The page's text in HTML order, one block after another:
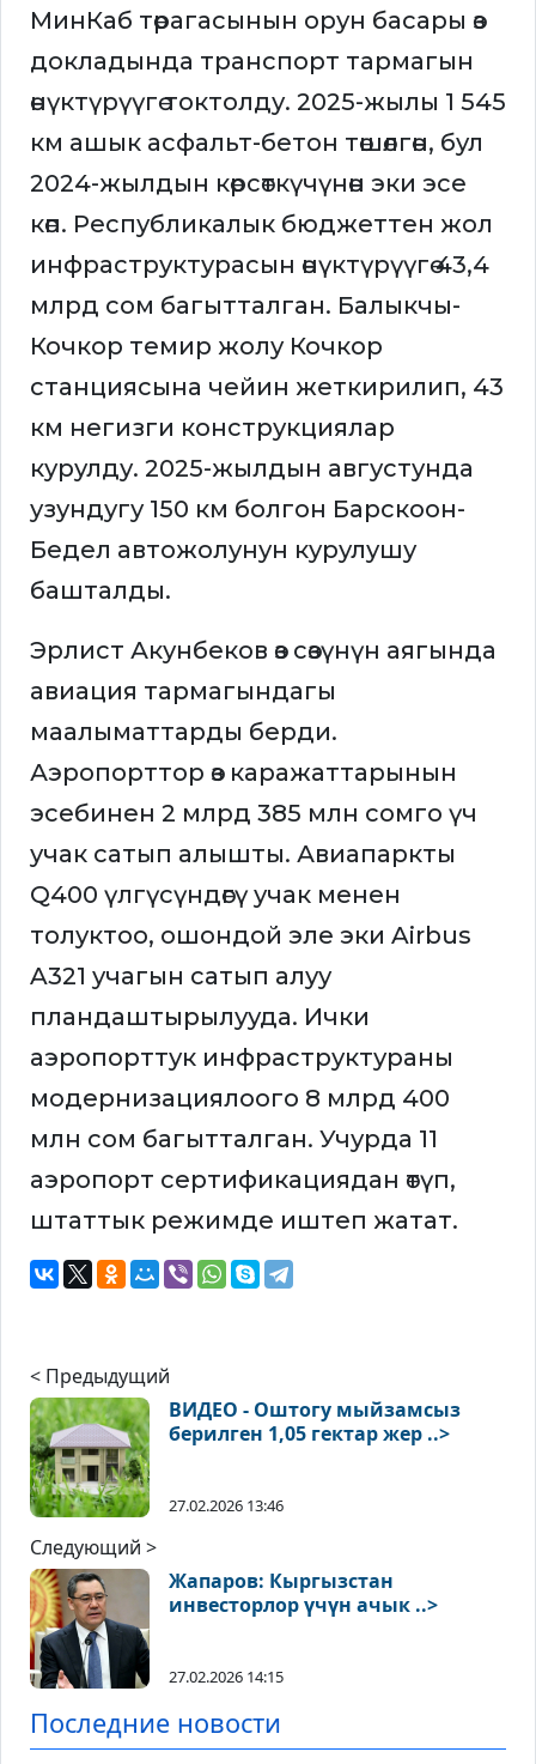
МинКаб төрагасынын орун басары өз
докладында транспорт тармагын
өнүктүрүүгө токтолду. 2025-жылы 1 545
км ашык асфальт-бетон төшөлгөн, бул
2024-жылдын көрсөткүчүнөн эки эсе
көп. Республикалык бюджеттен жол
инфраструктурасын өнүктүрүүгө 43,4
млрд сом багытталган. Балыкчы-
Кочкор темир жолу Кочкор
станциясына чейин жеткирилип, 43
км негизги конструкциялар
курулду. 2025-жылдын августунда
узундугу 150 км болгон Барскоон-
Бедел автожолунун курулушу
башталды.
Эрлист Акунбеков өз сөзүнүн аягында
авиация тармагындагы
маалыматтарды берди.
Аэропорттор өз каражаттарынын
эсебинен 2 млрд 385 млн сомго үч
учак сатып алышты. Авиапаркты
Q400 үлгүсүндөгү учак менен
толуктоо, ошондой эле эки Airbus
A321 учагын сатып алуу
пландаштырылууда. Ички
аэропорттук инфраструктураны
модернизациялоого 8 млрд 400
млн сом багытталган. Учурда 11
аэропорт сертификациядан өтүп,
штаттык режимде иштеп жатат.
< Предыдущий
ВИДЕО - Оштогу мыйзамсыз
берилген 1,05 гектар жер ..>
27.02.2026 13:46
Следующий >
Жапаров: Кыргызстан
инвесторлор үчүн ачык ..>
27.02.2026 14:15
Последние новости